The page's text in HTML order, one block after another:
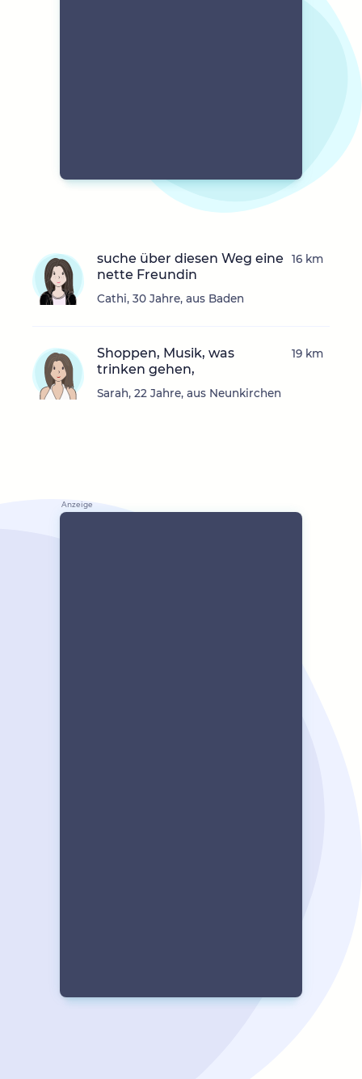
suche über diesen Weg eine
nette Freundin
Cathi, 30 Jahre, aus Baden
16 km
Shoppen, Musik, was
trinken gehen,
Sarah, 22 Jahre, aus Neunkirchen
19 km